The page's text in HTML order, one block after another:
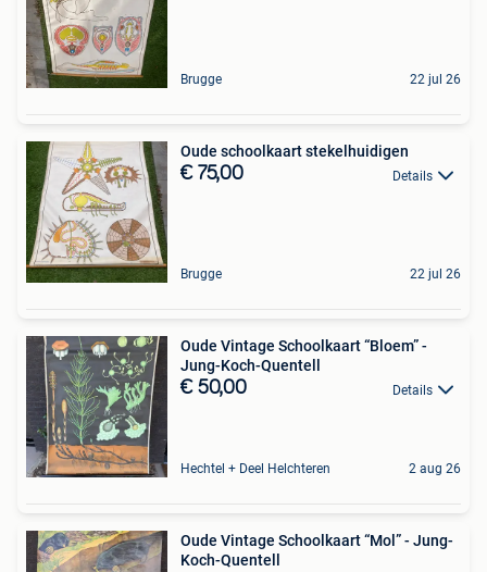
Brugge 22 jul 26
Oude schoolkaart stekelhuidigen
€ 75,00 Details
Brugge 22 jul 26
Oude Vintage Schoolkaart “Bloem” -
Jung-Koch-Quentell
€ 50,00 Details
Hechtel + Deel Helchteren 2 aug 26
Oude Vintage Schoolkaart “Mol” - Jung-
Koch-Quentell